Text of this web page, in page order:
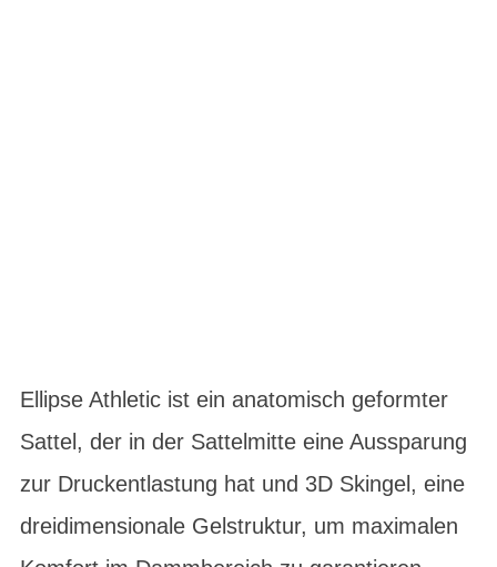
Ellipse Athletic ist ein anatomisch geformter
Sattel, der in der Sattelmitte eine Aussparung
zur Druckentlastung hat und 3D Skingel, eine
dreidimensionale Gelstruktur, um maximalen